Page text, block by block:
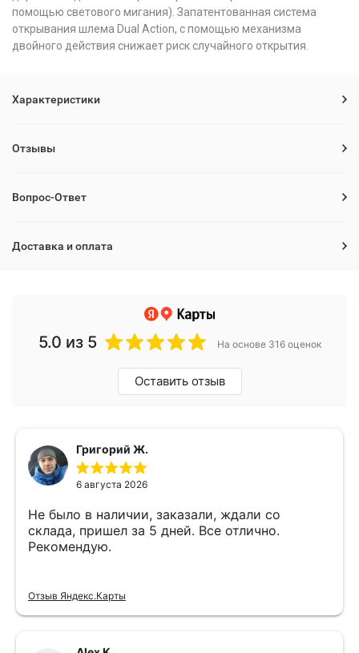
помощью светового мигания). Запатентованная система
открывания шлема Dual Action, с помощью механизма
двойного действия снижает риск случайного открытия.
Характеристики
Отзывы
Вопрос-Ответ
Доставка и оплата